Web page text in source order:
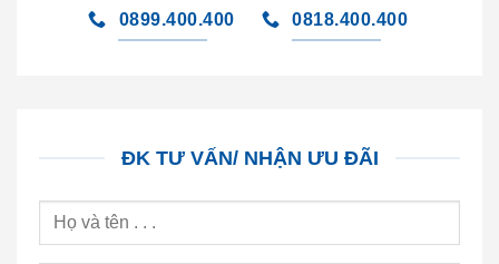
0899.400.400 0818.400.400
ĐK TƯ VẤN/ NHẬN ƯU ĐÃI